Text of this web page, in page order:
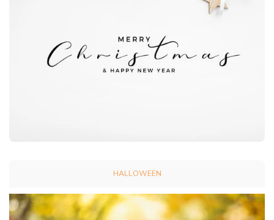
HALLOWEEN